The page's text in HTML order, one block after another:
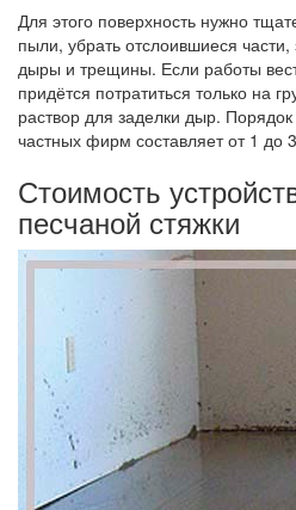
Для этого поверхность нужно
пыли, убрать отслоившиеся части,
дыры и трещины. Если работы
придётся потратиться только на
раствор для заделки дыр.
частных фирм составляет от 1 до
Стоимость
песчаной стяжки